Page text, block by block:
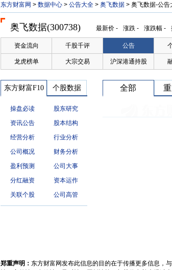
东方财富网 > 数据中心 > 公告大全 > 奥飞数据 > 奥飞数据-公告
奥飞数据(300738) 最新价 - 涨跌 - 涨跌幅 -
资金流向 千股千评 公告
龙虎榜单 大宗交易 沪深港通持股
东方财富F10 个股数据
操盘必读
股东研究
资讯公告
股本结构
经营分析
行业分析
公司概况
财务分析
盈利预测
公司大事
分红融资
资本运作
关联个股
公司高管
全部
郑重声明： 东方财富网发布此信息的目的在于传播更多信息，